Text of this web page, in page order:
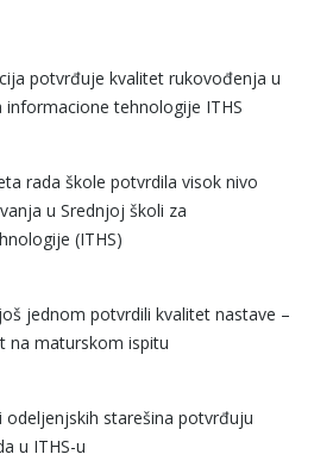
potvrđuje kvalitet rukovođenja u
informacione tehnologije ITHS
rada škole potvrdila visok nivo
u Srednjoj školi za
(ITHS)
jednom potvrdili kvalitet nastave –
na maturskom ispitu
odeljenjskih starešina potvrđuju
u ITHS-u